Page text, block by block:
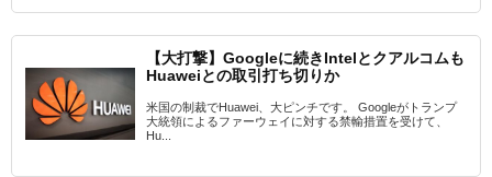
【大打撃】Googleに続きIntelとクアルコムも
Huaweiとの取引打ち切りか
米国の制裁でHuawei、大ピンチです。 Googleがトランプ
大統領によるファーウェイに対する禁輸措置を受けて、
Hu...